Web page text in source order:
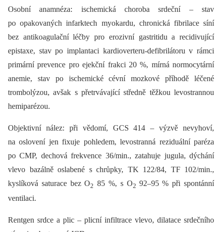
Osobní anamnéza: ischemická choroba srdeční –⁠ stav
po opakovaných infarktech myokardu, chronická fibrilace síní
bez antikoagulační léčby pro erozivní gastritidu a recidivující
epistaxe, stav po implantaci kardioverteru-defibrilátoru v rámci
primární prevence pro ejekční frakci 20 %, mírná normocytární
anemie, stav po ischemické cévní mozkové příhodě léčené
trombolýzou, avšak s přetrvávající středně těžkou levostrannou
hemiparézou.
Objektivní nález: při vědomí, GCS 414 –⁠ výzvě nevyhoví,
na oslovení jen fixuje pohledem, levostranná reziduální paréza
po CMP, dechová frekvence 36/min., zatahuje jugula, dýchání
vlevo bazálně oslabené s chrůpky, TK 122/84, TF 102/min.,
kyslíková saturace bez O2 85 %, s O2 92–95 % při spontánní
ventilaci.
Rentgen srdce a plic –⁠ plicní infiltrace vlevo, dilatace srdečního